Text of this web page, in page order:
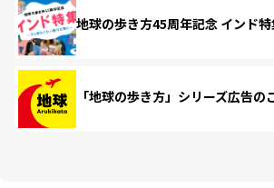
地球の歩き方45周年記念 インド
「地球の歩き方」シリーズ広告の